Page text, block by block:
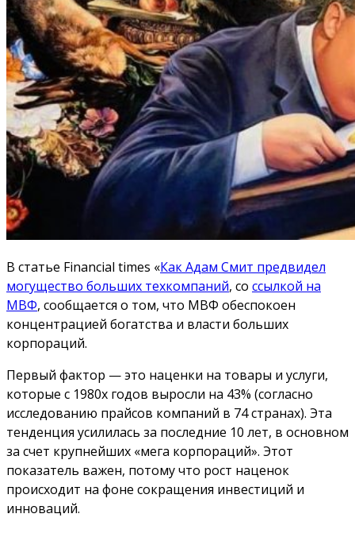
В статье Financial times «Как Адам Смит предвидел
могущество больших техкомпаний, со ссылкой на
МВФ, сообщается о том, что МВФ обеспокоен
концентрацией богатства и власти больших
корпораций.
Первый фактор — это наценки на товары и услуги,
которые с 1980х годов выросли на 43% (согласно
исследованию прайсов компаний в 74 странах). Эта
тенденция усилилась за последние 10 лет, в основном
за счет крупнейших «мега корпораций». Этот
показатель важен, потому что рост наценок
происходит на фоне сокращения инвестиций и
инноваций.